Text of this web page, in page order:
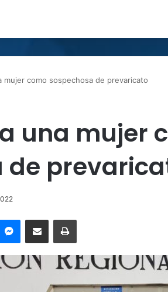
mujer como sospechosa de prevaricato
una mujer
de
MessengerCompartir por correo electrónicoImprimir